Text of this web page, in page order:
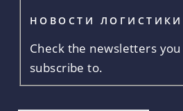
НОВОСТИ ЛОГИСТИКИ
Check the newsletters
subscribe to.